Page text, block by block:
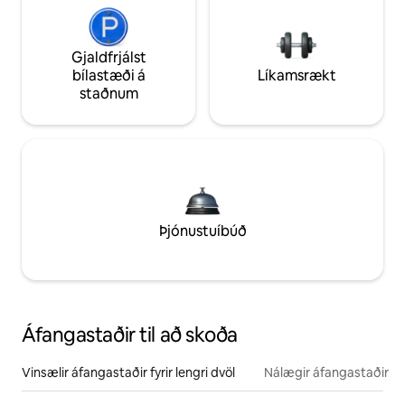
Gjaldfrjálst
bílastæði á
staðnum
Líkamsrækt
Þjónustuíbúð
Áfangastaðir til að skoða
Vinsælir áfangastaðir fyrir lengri dvöl Nálægir áfangastaðir